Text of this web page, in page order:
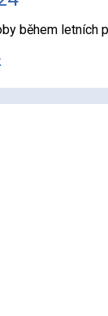
během letních